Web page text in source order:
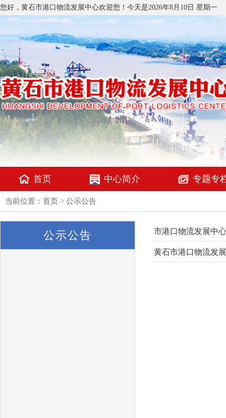
您好，黄石市港口物流发展中心欢迎您！今天是2026年8月10日 星期一
首页 中心简介 专题专
当前位置： 首页 > 公示公告
公示公告 市港口物流发展中
黄石市港口物流发